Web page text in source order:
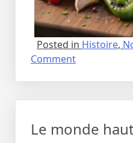
Posted in Histoire,
Commenton
:
Le monde